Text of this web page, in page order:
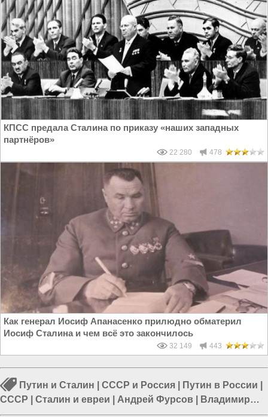
КПСС предала Сталина по приказу «наших западных
партнёров»
22 280 478
Как генерал Иосиф Апанасенко прилюдно обматерил
Иосиф Сталина и чем всё это закончилось
32 149 443
Путин и Сталин СССР и Россия Путин в России
СССР
Сталин и евреи Андрей Фурсов
Владимир
Ленин